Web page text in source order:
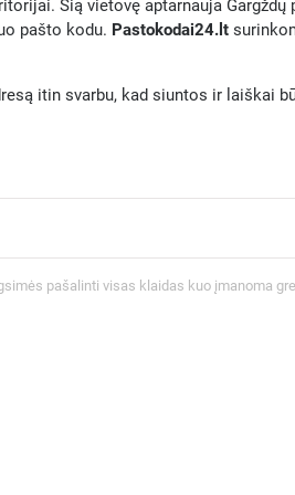
Šią vietovę aptarnauja Gargždų
pašto kodu. Pastokodai24.lt
itin svarbu, kad siuntos ir laiškai
pašalinti visas klaidas kuo įmanoma